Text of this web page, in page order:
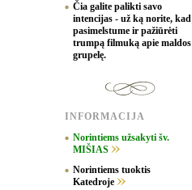
Čia galite palikti savo
intencijas - už ką norite, kad
pasimelstume ir pažiūrėti
trumpą filmuką apie maldos
grupelę.
INFORMACIJA
Norintiems užsakyti šv.
MIŠIAS
Norintiems tuoktis
Katedroje